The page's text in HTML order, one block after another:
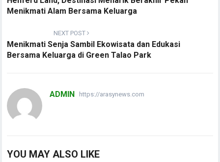
Menikmati Alam Bersama Keluarga
NEXT POST
Menikmati Senja Sambil Ekowisata dan Edukasi
Bersama Keluarga di Green Talao Park
ADMIN https://arasynews.com
YOU MAY ALSO LIKE